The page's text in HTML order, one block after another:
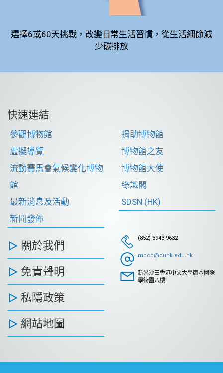
選擇6或60天挑戰，改變日常生活習慣，從生活細節減
少碳排放
快速連結
參觀博物館
虛擬導覽
流動賽馬會氣候變化博物
館
最新消息及活動
新聞發佈
捐助博物館
博物館之友
博物館大使
綠識閣
SDSN (HK)
關於我們
免責聲明
私隱政策
網站地圖
(852) 3943 9632
mocc@cuhk.edu.hk
新界沙田香港中文大學康本國際
學術園八樓